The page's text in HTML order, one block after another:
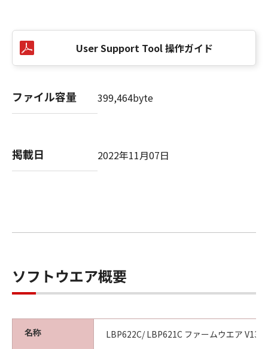
User Support Tool 操作ガイド
ファイル容量 399,464byte
掲載日 2022年11月07日
ソフトウエア概要
名称 LBP622C/ LBP621C ファームウエア